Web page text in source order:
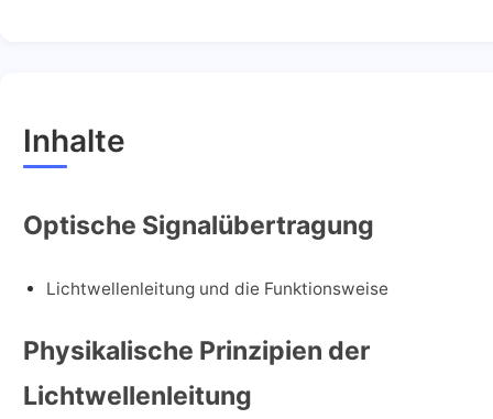
Inhalte
Optische Signalübertragung
Lichtwellenleitung und die Funktionsweise
Physikalische Prinzipien der
Lichtwellenleitung